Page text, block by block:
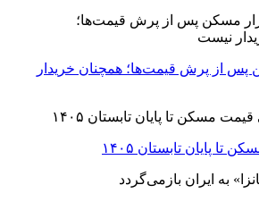
پس از پرش قیمت‌ها؛ همچنان خریدار
پایان تابستان ۱۴۰۵